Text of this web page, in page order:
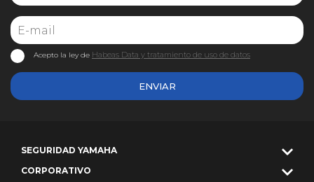
ENVIAR
Acepto la ley de Habeas Data y tratamiento de uso de datos
SEGURIDAD YAMAHA
CORPORATIVO